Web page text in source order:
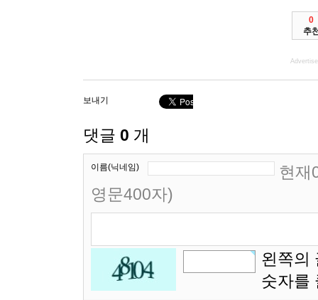
0
추
보내기
댓글 0 개
이름(닉네임)
현재
영문400자)
왼쪽의
숫자를